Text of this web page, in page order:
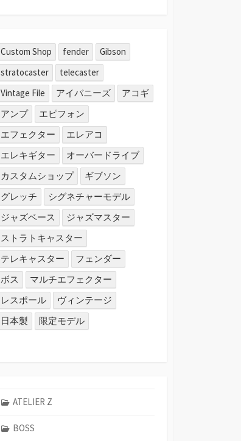
Custom Shop fender
Gibson
stratocaster
telecaster
Vintage File
アイバニーズ
アコギ
アンプ
エピフォン
エフェクター
エレアコ
エレキギター
オーバードライブ
カスタムショップ
ギブソン
グレッチ
シグネチャーモデル
ジャズベース
ジャズマスター
ストラトキャスター
テレキャスター
フェンダー
ボス
マルチエフェクター
レスポール
ヴィンテージ
日本製
限定モデル
ATELIER Z
BOSS